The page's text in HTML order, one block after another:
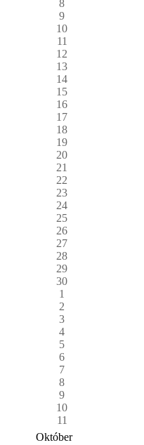
8
9
10
11
12
13
14
15
16
17
18
19
20
21
22
23
24
25
26
27
28
29
30
1
2
3
4
5
6
7
8
9
10
11
Október